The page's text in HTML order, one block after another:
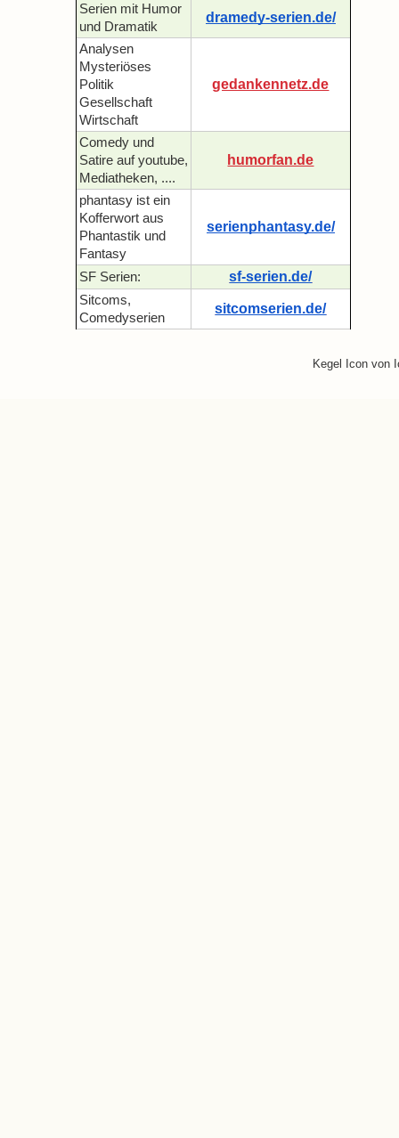
Serien mit Humor
und Dramatik
dramedy-serien.de/
Analysen
Mysteriöses
Politik
Gesellschaft
Wirtschaft
gedankennetz.de
Comedy und
Satire auf youtube,
Mediatheken, ....
humorfan.de
phantasy ist ein
Kofferwort aus
Phantastik und
Fantasy
serienphantasy.de/
SF Serien: sf-serien.de/
Sitcoms,
Comedyserien
sitcomserien.de/
Kegel Icon von